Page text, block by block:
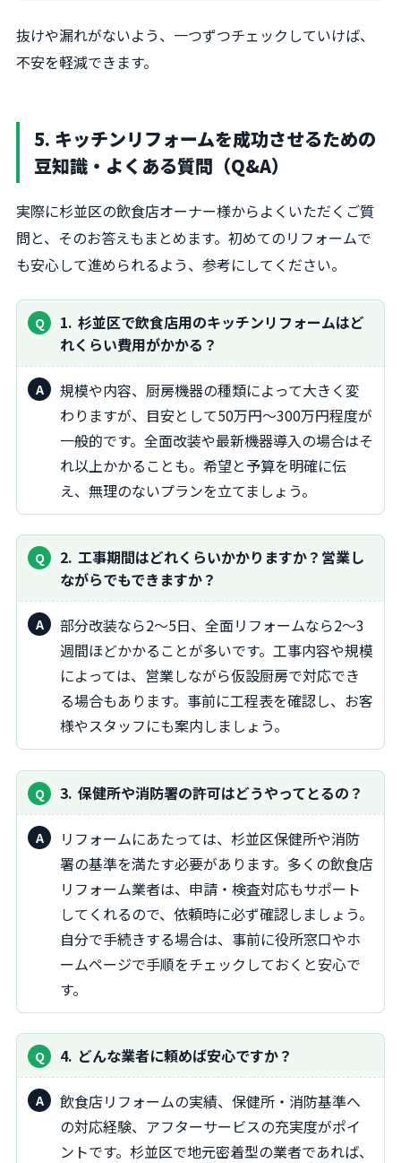
抜けや漏れがないよう、一つずつチェックしていけば、
不安を軽減できます。
5. キッチンリフォームを成功させるための
豆知識・よくある質問（Q&A）
実際に杉並区の飲食店オーナー様からよくいただくご質
問と、そのお答えもまとめます。初めてのリフォームで
も安心して進められるよう、参考にしてください。
1 杉並区で飲食店用のキッチンリフォームはど
れくらい費用がかかる？
規模や内容、厨房機器の種類によって大きく変
わりますが、目安として50万円～300万円程度が
一般的です。全面改装や最新機器導入の場合はそ
れ以上かかることも。希望と予算を明確に伝
え、無理のないプランを立てましょう。
2 工事期間はどれくらいかかりますか？営業し
ながらでもできますか？
部分改装なら2～5日、全面リフォームなら2～3
週間ほどかかることが多いです。工事内容や規模
によっては、営業しながら仮設厨房で対応でき
る場合もあります。事前に工程表を確認し、お客
様やスタッフにも案内しましょう。
3 保健所や消防署の許可はどうやってとるの？
リフォームにあたっては、杉並区保健所や消防
署の基準を満たす必要があります。多くの飲食店
リフォーム業者は、申請・検査対応もサポート
してくれるので、依頼時に必ず確認しましょう。
自分で手続きする場合は、事前に役所窓口やホ
ームページで手順をチェックしておくと安心で
す。
4 どんな業者に頼めば安心ですか？
飲食店リフォームの実績、保健所・消防基準へ
の対応経験、アフターサービスの充実度がポイ
ントです。杉並区で地元密着型の業者であれば、